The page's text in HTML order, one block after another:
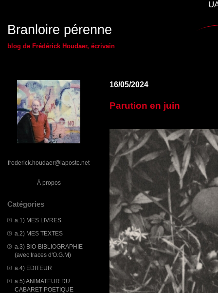
Branloire pérenne
blog de Frédérick Houdaer, écrivain
frederick.houdaer@laposte.net
À propos
Catégories
a.1) MES LIVRES
a.2) MES TEXTES
a.3) BIO-BIBLIOGRAPHIE
(avec traces d'O.G.M)
a.4) EDITEUR
a.5) ANIMATEUR DU
CABARET POETIQUE
16/05/2024
Parution en juin